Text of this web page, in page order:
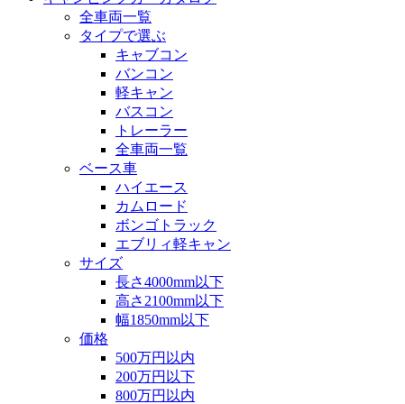
全車両一覧
タイプで選ぶ
キャブコン
バンコン
軽キャン
バスコン
トレーラー
全車両一覧
ベース車
ハイエース
カムロード
ボンゴトラック
エブリィ軽キャン
サイズ
長さ4000mm以下
高さ2100mm以下
幅1850mm以下
価格
500万円以内
200万円以下
800万円以内